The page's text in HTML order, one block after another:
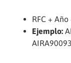
RFC +
Ejemplo: